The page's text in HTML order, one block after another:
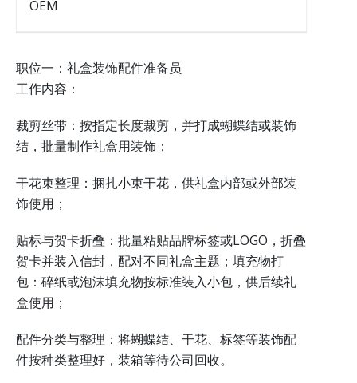
职位一：礼盒装饰配件准备员
工作内容：
裁剪丝带：按指定长度裁剪，并打成蝴蝶结或装饰
结，批量制作礼盒用装饰；
干花束整理：捆扎小束干花，供礼盒内部或外部装
饰使用；
贴标与贺卡折叠：批量粘贴品牌标签或LOGO，折叠
贺卡并装入信封，配对不同礼盒主题；填充物打
包：碎纸或泡沫填充物按标准装入小包，供后续礼
盒使用；
配件分类与整理：将蝴蝶结、干花、标签等装饰配
件按种类整理好，装箱等待公司回收。